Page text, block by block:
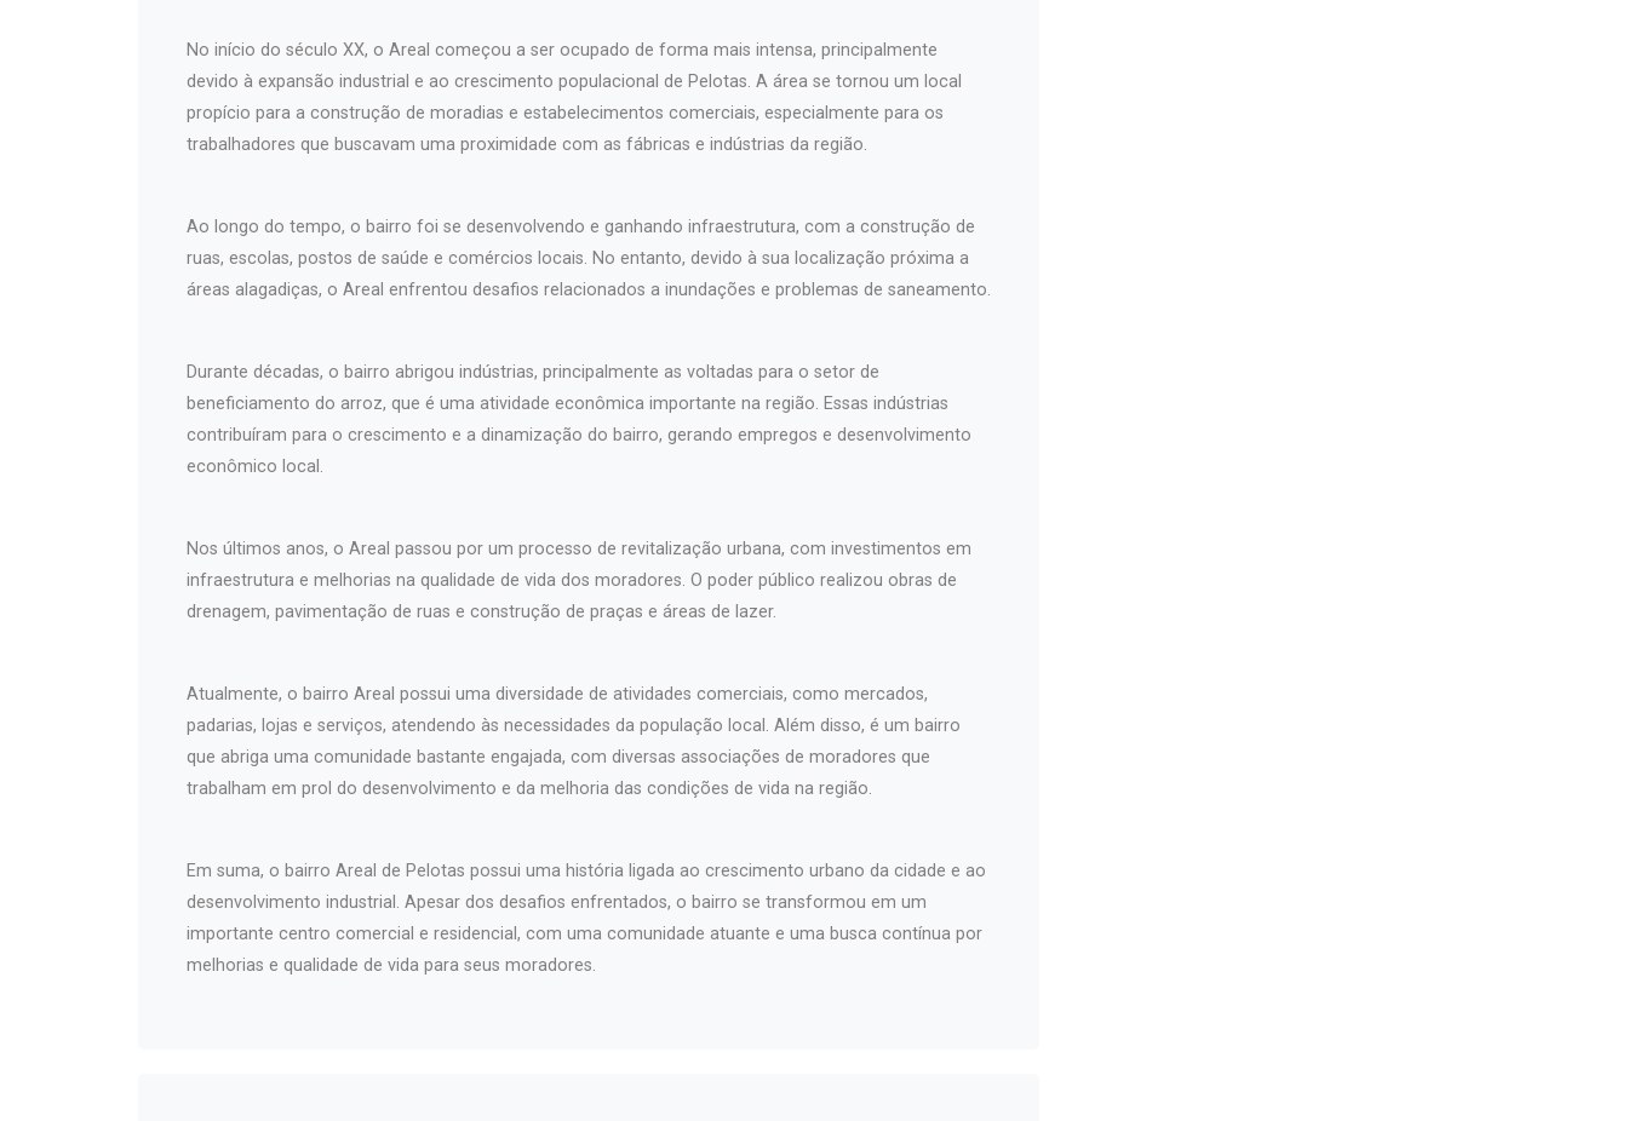
No início do século XX, o Areal começou a ser ocupado de forma mais intensa, principalmente
devido à expansão industrial e ao crescimento populacional de Pelotas. A área se tornou um local
propício para a construção de moradias e estabelecimentos comerciais, especialmente para os
trabalhadores que buscavam uma proximidade com as fábricas e indústrias da região.
Ao longo do tempo, o bairro foi se desenvolvendo e ganhando infraestrutura, com a construção de
ruas, escolas, postos de saúde e comércios locais. No entanto, devido à sua localização próxima a
áreas alagadiças, o Areal enfrentou desafios relacionados a inundações e problemas de saneamento.
Durante décadas, o bairro abrigou indústrias, principalmente as voltadas para o setor de
beneficiamento do arroz, que é uma atividade econômica importante na região. Essas indústrias
contribuíram para o crescimento e a dinamização do bairro, gerando empregos e desenvolvimento
econômico local.
Nos últimos anos, o Areal passou por um processo de revitalização urbana, com investimentos em
infraestrutura e melhorias na qualidade de vida dos moradores. O poder público realizou obras de
drenagem, pavimentação de ruas e construção de praças e áreas de lazer.
Atualmente, o bairro Areal possui uma diversidade de atividades comerciais, como mercados,
padarias, lojas e serviços, atendendo às necessidades da população local. Além disso, é um bairro
que abriga uma comunidade bastante engajada, com diversas associações de moradores que
trabalham em prol do desenvolvimento e da melhoria das condições de vida na região.
Em suma, o bairro Areal de Pelotas possui uma história ligada ao crescimento urbano da cidade e ao
desenvolvimento industrial. Apesar dos desafios enfrentados, o bairro se transformou em um
importante centro comercial e residencial, com uma comunidade atuante e uma busca contínua por
melhorias e qualidade de vida para seus moradores.